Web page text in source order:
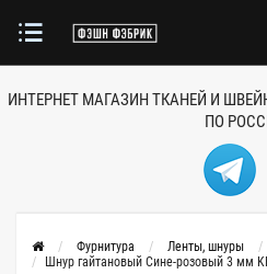
ИНТЕРНЕТ МАГАЗИН ТКАНЕЙ И
ПО
Фурнитура Ленты, шнуры
Шнур гайтановый Сине-розовый 3 мм